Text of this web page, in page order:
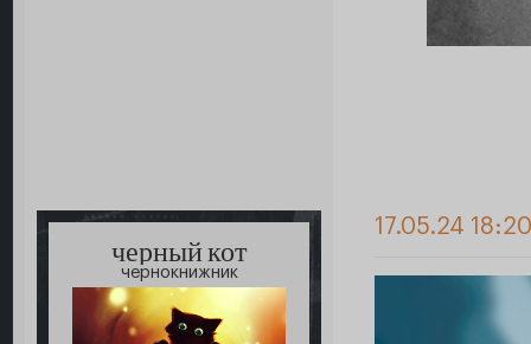
черный кот
чернокнижник
17.05.24